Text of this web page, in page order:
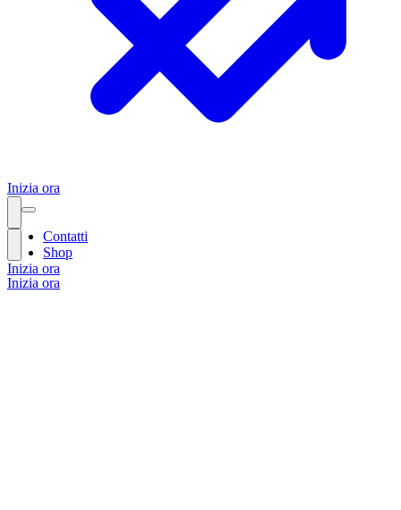
Inizia ora
Inizia ora
Contatti
Shop
Inizia ora